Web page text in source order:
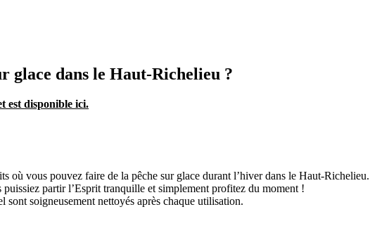
glace dans le Haut-Richelieu ?
est disponible ici.
où vous pouvez faire de la pêche sur glace durant l’hiver dans le Haut-
partir l’Esprit tranquille et simplement profitez du moment !
sont soigneusement nettoyés après chaque utilisation.